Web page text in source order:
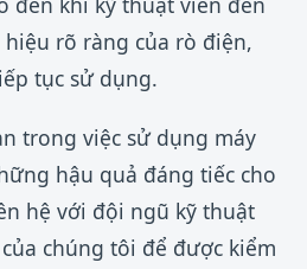
rõ ràng của rò điện,
tục sử dụng.
trong việc sử dụng máy
hậu quả đáng tiếc cho
hệ với đội ngũ kỹ thuật
chúng tôi để được kiểm